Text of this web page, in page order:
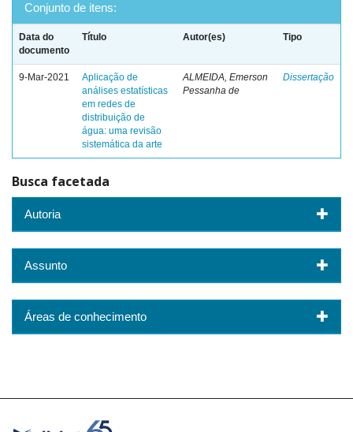
Conjunto de itens:
Data do
documento
Título Autor(es) Tipo
9-Mar-2021
Aplicação de
análises estatísticas
em redes de
distribuição de
água: uma revisão
sistemática da arte
ALMEIDA, Emerson
Pessanha de
Dissertação
Busca facetada
Autoria
Assunto
Áreas de conhecimento